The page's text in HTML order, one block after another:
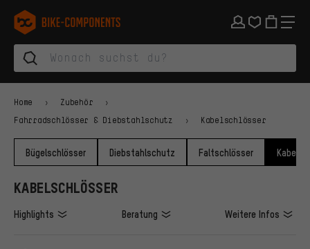
Zur Hauptnavigation springen
Zur Kategorienavigation springen
Zum Inhalt springen
Zu Marken und Newsletter springen
Zur Fußzeile springen
bike-components.de Startseite
Home Zubehör
Fahrradschlösser & Diebstahlschutz Kabelschlösser
Bügelschlösser Diebstahlschutz Faltschlösser
KABELSCHLÖSSER
Highlights Beratung Weitere Infos